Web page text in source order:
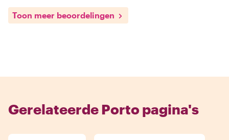
Toon meer beoordelingen
Gerelateerde Porto pagina's